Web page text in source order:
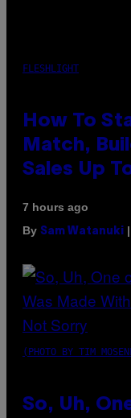
FLESHLIGHT
How To
Match,
Sales Up
7 hours ago
By Sam Watanuki
(PHOTO BY TIM
So, Uh,